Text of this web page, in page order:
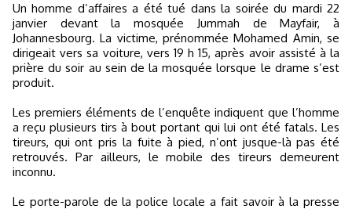
Un homme d’affaires a été tué dans la soirée du mardi 22
janvier devant la mosquée Jummah de Mayfair, à
Johannesbourg. La victime, prénommée Mohamed Amin, se
dirigeait vers sa voiture, vers 19 h 15, après avoir assisté à la
prière du soir au sein de la mosquée lorsque le drame s’est
produit.
Les premiers éléments de l’enquête indiquent que l’homme
a reçu plusieurs tirs à bout portant qui lui ont été fatals. Les
tireurs, qui ont pris la fuite à pied, n’ont jusque-là pas été
retrouvés. Par ailleurs, le mobile des tireurs demeurent
inconnu.
Le porte-parole de la police locale a fait savoir à la presse